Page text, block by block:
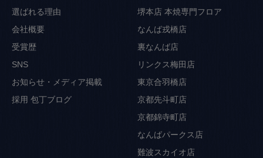
選ばれる理由
会社概要
受賞歴
SNS
お知らせ・メディア掲載
採用 包丁ブログ
堺本店 本焼専門フロア
なんば戎橋店
裏なんば店
リンクス梅田店
東京合羽橋店
京都先斗町店
京都錦寺町店
なんばパークス店
難波スカイオ店